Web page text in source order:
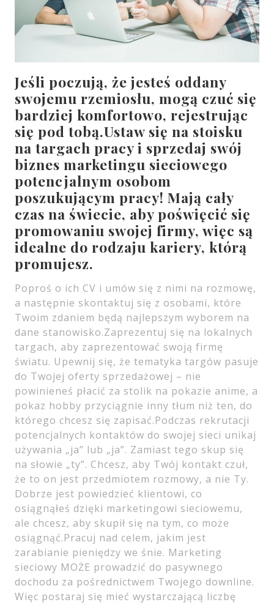
Jeśli poczują, że jesteś oddany
swojemu rzemiosłu, mogą czuć się
bardziej komfortowo, rejestrując
się pod tobą.Ustaw się na stoisku
na targach pracy i sprzedaj swój
biznes marketingu sieciowego
potencjalnym osobom
poszukującym pracy! Mają cały
czas na świecie, aby poświęcić się
promowaniu swojej firmy, więc są
idealne do rodzaju kariery, którą
promujesz.
Poproś o ich CV i umów się z nimi na rozmowę,
a następnie skontaktuj się z osobami, które
Twoim zdaniem będą najlepszym wyborem na
dane stanowisko.Zaprezentuj się na lokalnych
targach, aby zaprezentować swoją firmę
światu. Upewnij się, że tematyka targów pasuje
do Twojej oferty sprzedażowej – nie
powinieneś płacić za stolik na pokazie anime, a
pokaz hobby przyciągnie inny tłum niż ten, do
którego chcesz się zapisać.Podczas rekrutacji
potencjalnych kontaktów do swojej sieci unikaj
używania „ja” lub „ja”. Zamiast tego skup się
na słowie „ty”. Chcesz, aby Twój kontakt czuł,
że to on jest przedmiotem rozmowy, a nie Ty.
Dobrze jest powiedzieć klientowi, co
osiągnąłeś dzięki marketingowi sieciowemu,
ale chcesz, aby skupił się na tym, co może
osiągnąć.Pracuj nad celem, jakim jest
zarabianie pieniędzy we śnie. Marketing
sieciowy MOŻE prowadzić do pasywnego
dochodu za pośrednictwem Twojego downline.
Więc postaraj się mieć wystarczającą liczbę